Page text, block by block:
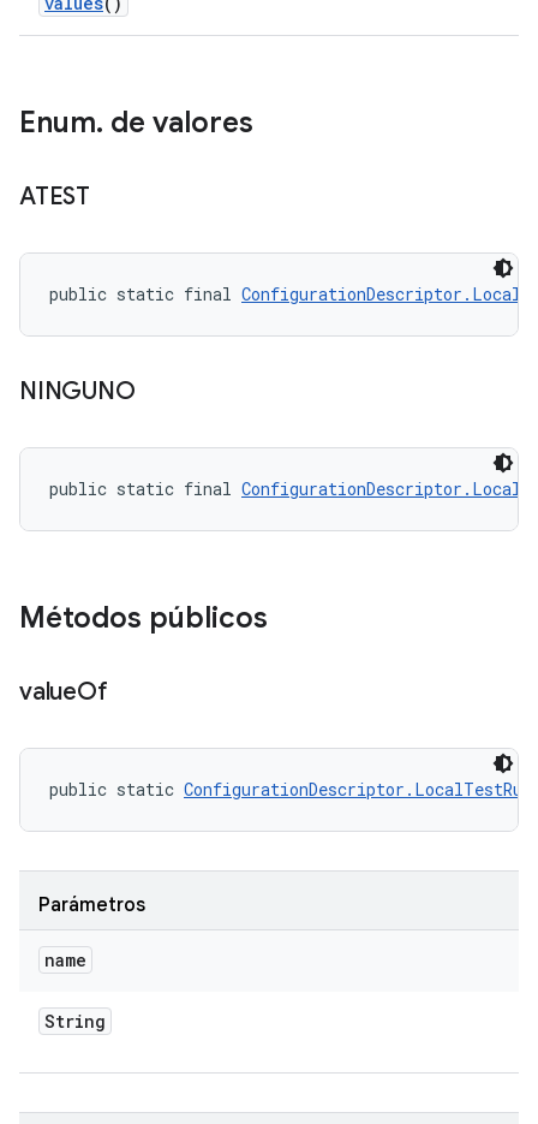
Enum. de valores
ATEST
public static final
NINGUNO
public static final
Métodos públicos
valueOf
public static
Parámetros
name
String